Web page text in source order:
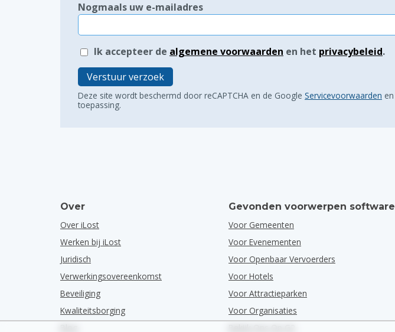
Nogmaals uw e-mailadres
Ik accepteer de algemene voorwaarden en het privacybeleid.
Verstuur verzoek
Deze site wordt beschermd door reCAPTCHA en de Google Servicevoorwaarden en
toepassing.
Over
Over iLost
Werken bij iLost
Juridisch
Verwerkingsovereenkomst
Beveiliging
Kwaliteitsborging
Gevonden voorwerpen software
Voor Gemeenten
Voor Evenementen
Voor Openbaar Vervoerders
Voor Hotels
Voor Attractieparken
Voor Organisaties